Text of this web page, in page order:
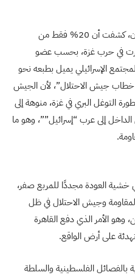
ففي أحدث الإحصاءات حول هذا الشأن، كشفت أن 20% فقط من
في حرب غزة، بحسب عضو
الإسرائيلي يميل بطبعه نحو
خطاب جيش الاحتلال”، لأن الجيش
التوغل البري في غزة، منوهة إلى
إلى عرب “إسرائيل””، وهو ما
خشية العودة مجددًا للمربع صفر،
وجيش الاحتلال في ظل
وهو الأمر الذي دفع القاهرة
على أرض الواقع.
بالفصائل الفلسطينية والسلطة